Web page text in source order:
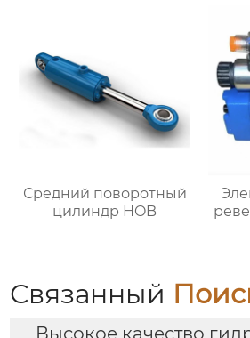
Средний поворотный
цилиндр HOB
Связанный
Высокое качество